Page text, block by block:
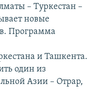
– Туркестан –
новые
Программа
и Ташкента.
один из
Азии – Отрар,